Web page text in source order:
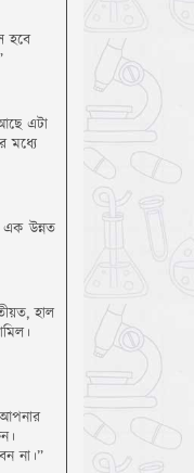
হবে
এটা
মধ্যে
এক উন্নত
হাল
না।”